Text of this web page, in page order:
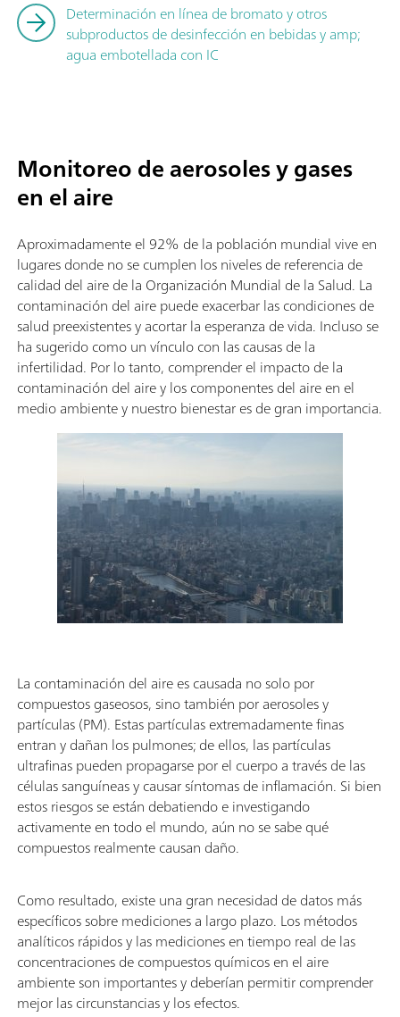
Determinación en línea de bromato y otros
subproductos de desinfección en bebidas y amp;
agua embotellada con IC
Monitoreo de aerosoles y gases
en el aire
Aproximadamente el 92% de la población mundial vive en
lugares donde no se cumplen los niveles de referencia de
calidad del aire de la Organización Mundial de la Salud. La
contaminación del aire puede exacerbar las condiciones de
salud preexistentes y acortar la esperanza de vida. Incluso se
ha sugerido como un vínculo con las causas de la
infertilidad. Por lo tanto, comprender el impacto de la
contaminación del aire y los componentes del aire en el
medio ambiente y nuestro bienestar es de gran importancia.
La contaminación del aire es causada no solo por
compuestos gaseosos, sino también por aerosoles y
partículas (PM). Estas partículas extremadamente finas
entran y dañan los pulmones; de ellos, las partículas
ultrafinas pueden propagarse por el cuerpo a través de las
células sanguíneas y causar síntomas de inflamación. Si bien
estos riesgos se están debatiendo e investigando
activamente en todo el mundo, aún no se sabe qué
compuestos realmente causan daño.
Como resultado, existe una gran necesidad de datos más
específicos sobre mediciones a largo plazo. Los métodos
analíticos rápidos y las mediciones en tiempo real de las
concentraciones de compuestos químicos en el aire
ambiente son importantes y deberían permitir comprender
mejor las circunstancias y los efectos.